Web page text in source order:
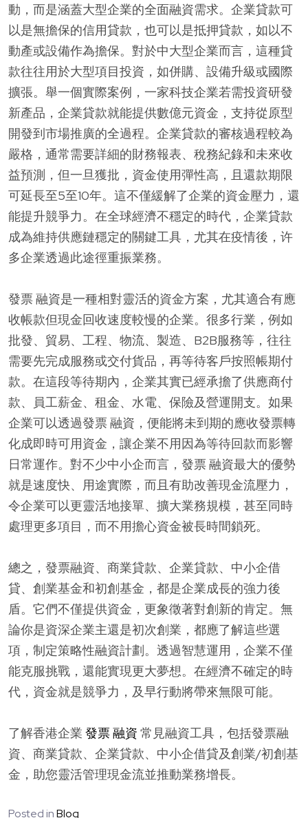
動，而是涵蓋大型企業的全面融資需求。企業貸款可
以是無擔保的信用貸款，也可以是抵押貸款，如以不
動產或設備作為擔保。對於中大型企業而言，這種貸
款往往用於大型項目投資，如併購、設備升級或國際
擴張。舉一個實際案例，一家科技企業若需投資研發
新產品，企業貸款就能提供數億元資金，支持從原型
開發到市場推廣的全過程。企業貸款的審核過程較為
嚴格，通常需要詳細的財務報表、稅務紀錄和未來收
益預測，但一旦獲批，資金使用彈性高，且還款期限
可延長至5至10年。這不僅緩解了企業的資金壓力，還
能提升競爭力。在全球經濟不穩定的時代，企業貸款
成為維持供應鏈穩定的關鍵工具，尤其在疫情後，许
多企業透過此途徑重振業務。
發票 融資是一種相對靈活的資金方案，尤其適合有應
收帳款但現金回收速度較慢的企業。很多行業，例如
批發、貿易、工程、物流、製造、B2B服務等，往往
需要先完成服務或交付貨品，再等待客戶按照帳期付
款。在這段等待期內，企業其實已經承擔了供應商付
款、員工薪金、租金、水電、保險及營運開支。如果
企業可以透過發票 融資，便能將未到期的應收發票轉
化成即時可用資金，讓企業不用因為等待回款而影響
日常運作。對不少中小企而言，發票 融資最大的優勢
就是速度快、用途實際，而且有助改善現金流壓力，
令企業可以更靈活地接單、擴大業務規模，甚至同時
處理更多項目，而不用擔心資金被長時間鎖死。
總之，發票融資、商業貸款、企業貸款、中小企借
貸、創業基金和初創基金，都是企業成長的強力後
盾。它們不僅提供資金，更象徵著對創新的肯定。無
論你是資深企業主還是初次創業，都應了解這些選
項，制定策略性融資計劃。透過智慧運用，企業不僅
能克服挑戰，還能實現更大夢想。在經濟不確定的時
代，資金就是競爭力，及早行動將帶來無限可能。
了解香港企業 發票 融資 常見融資工具，包括發票融
資、商業貸款、企業貸款、中小企借貸及創業/初創基
金，助您靈活管理現金流並推動業務增長。
Posted inBlog